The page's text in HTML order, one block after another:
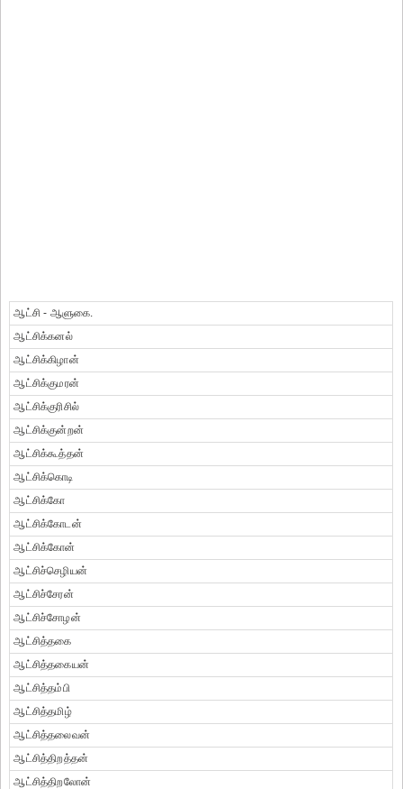
ஆட்சி - ஆளுகை.
ஆட்சிக்கனல்
ஆட்சிக்கிழான்
ஆட்சிக்குமரன்
ஆட்சிக்குரிசில்
ஆட்சிக்குன்றன்
ஆட்சிக்கூத்தன்
ஆட்சிக்கொடி
ஆட்சிக்கோ
ஆட்சிக்கோடன்
ஆட்சிக்கோன்
ஆட்சிச்செழியன்
ஆட்சிச்சேரன்
ஆட்சிச்சோழன்
ஆட்சித்தகை
ஆட்சித்தகையன்
ஆட்சித்தம்பி
ஆட்சித்தமிழ்
ஆட்சித்தலைவன்
ஆட்சித்திறத்தன்
ஆட்சித்திறலோன்